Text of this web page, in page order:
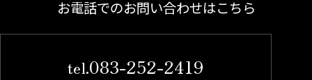
お電話でのお問い合わせはこちら
tel.083-252-2419